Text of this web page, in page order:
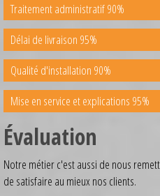
Traitement administratif 90%
Délai de livraison 95%
Qualité d'installation 90%
Mise en service et explications 95%
Évaluation
Notre métier c'est aussi de nous
de satisfaire au mieux nos clients.